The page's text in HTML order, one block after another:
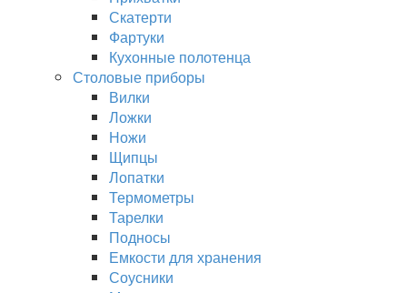
Скатерти
Фартуки
Кухонные полотенца
Столовые приборы
Вилки
Ложки
Ножи
Щипцы
Лопатки
Термометры
Тарелки
Подносы
Емкости для хранения
Соусники